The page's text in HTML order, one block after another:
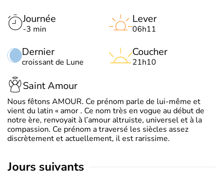
Journée
-3 min
Dernier
croissant de Lune
Lever
06h11
Coucher
21h10
Saint Amour
Nous fêtons AMOUR. Ce prénom parle de lui-même et
vient du latin « amor . Ce nom très en vogue au début de
notre ère, renvoyait à l’amour altruiste, universel et à la
compassion. Ce prénom a traversé les siècles assez
discrètement et actuellement, il est rarissime.
jours suivants